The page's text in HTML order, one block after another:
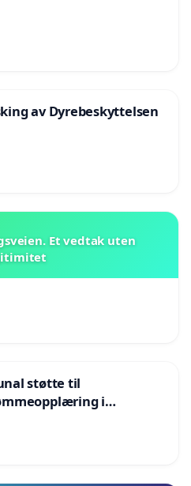
av Dyrebeskyttelsen
Et vedtak uten
støtte til
i